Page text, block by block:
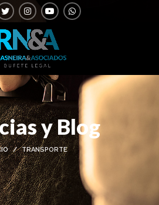
y Blog
TRANSPORTE